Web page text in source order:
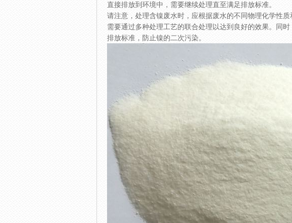
直接排放到环境中，需要继续处理直至满足排放标准。
请注意，处理含镍废水时，应根据废水的不同物理化学性
需要通过多种处理工艺的联合处理以达到良好的效果。同
排放标准，防止镍的二次污染。